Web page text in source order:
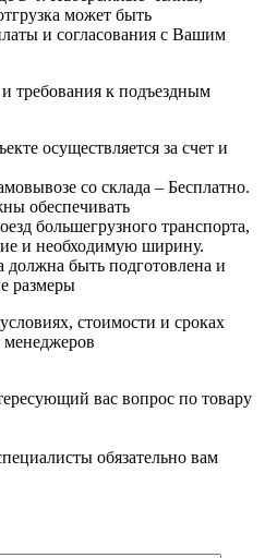
может быть
и согласования с Вашим
требования к подъездным
осуществляется за счет и
со склада – Бесплатно.
обеспечивать
большегрузного транспорта,
и необходимую ширину.
должна быть подготовлена и
размеры
стоимости и сроках
менеджеров
вас вопрос по товару
обязательно вам